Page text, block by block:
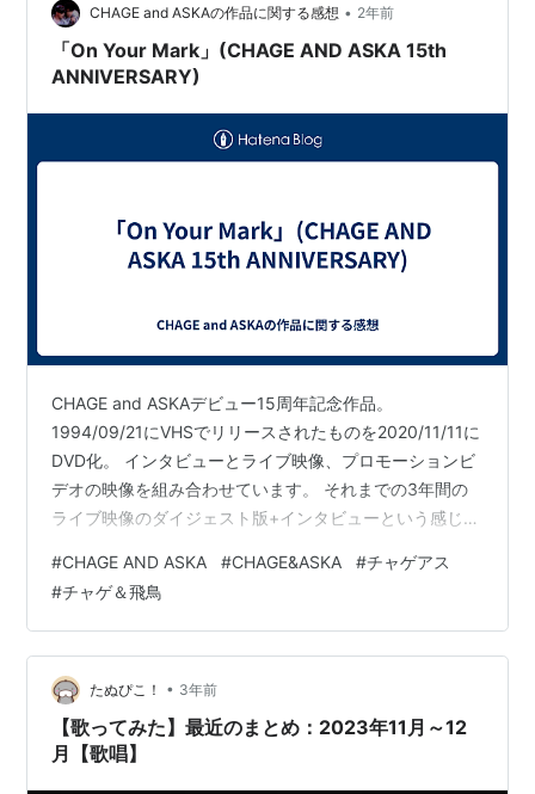
間違…CHAGE and ASKAの作品に関する感想 • 2年前
「On Your Mark」(CHAGE AND ASKA 15th
ANNIVERSARY)
CHAGE and ASKAデビュー15周年記念作品。
1994/09/21にVHSでリリースされたものを2020/11/11に
DVD化。 インタビューとライブ映像、プロモーションビ
デオの映像を組み合わせています。 それまでの3年間の
ライブ映像のダイジェスト版+インタビューという感じで
ray化されたものと同じものなので、そっちを見ればいい
かなという感じ。 解像度もそっちの方がきれいですし。
チャゲアス最盛期に乱発してたベスト盤のうちの一つと
いう感じです。 この映像に対する当時の評価が気になり
ます。 見所はインタビュー映像、SAY YES…
#CHAGE AND ASKA #CHAGE&ASKA #チャゲアス
#チャゲ＆飛鳥
たぬぴこ！ • 3年前
【歌ってみた】最近のまとめ：2023年11月～12
月【歌唱】